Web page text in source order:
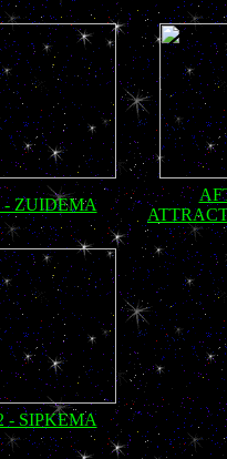
ZUIDEMA
- SIPKEMA